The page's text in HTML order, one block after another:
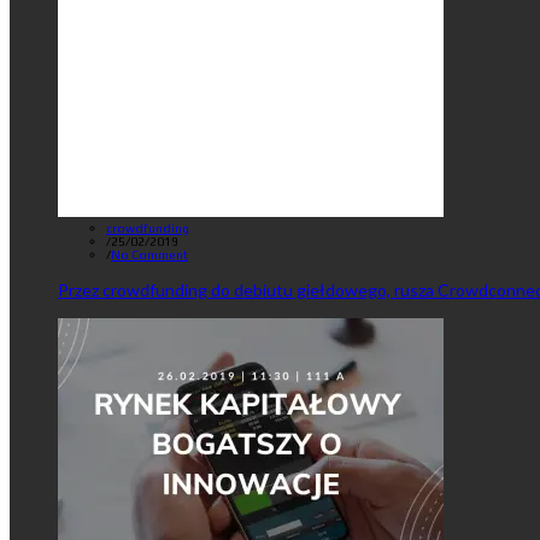
crowdfunding
/25/02/2019
/No Comment
Przez crowdfunding do debiutu giełdowego, rusza